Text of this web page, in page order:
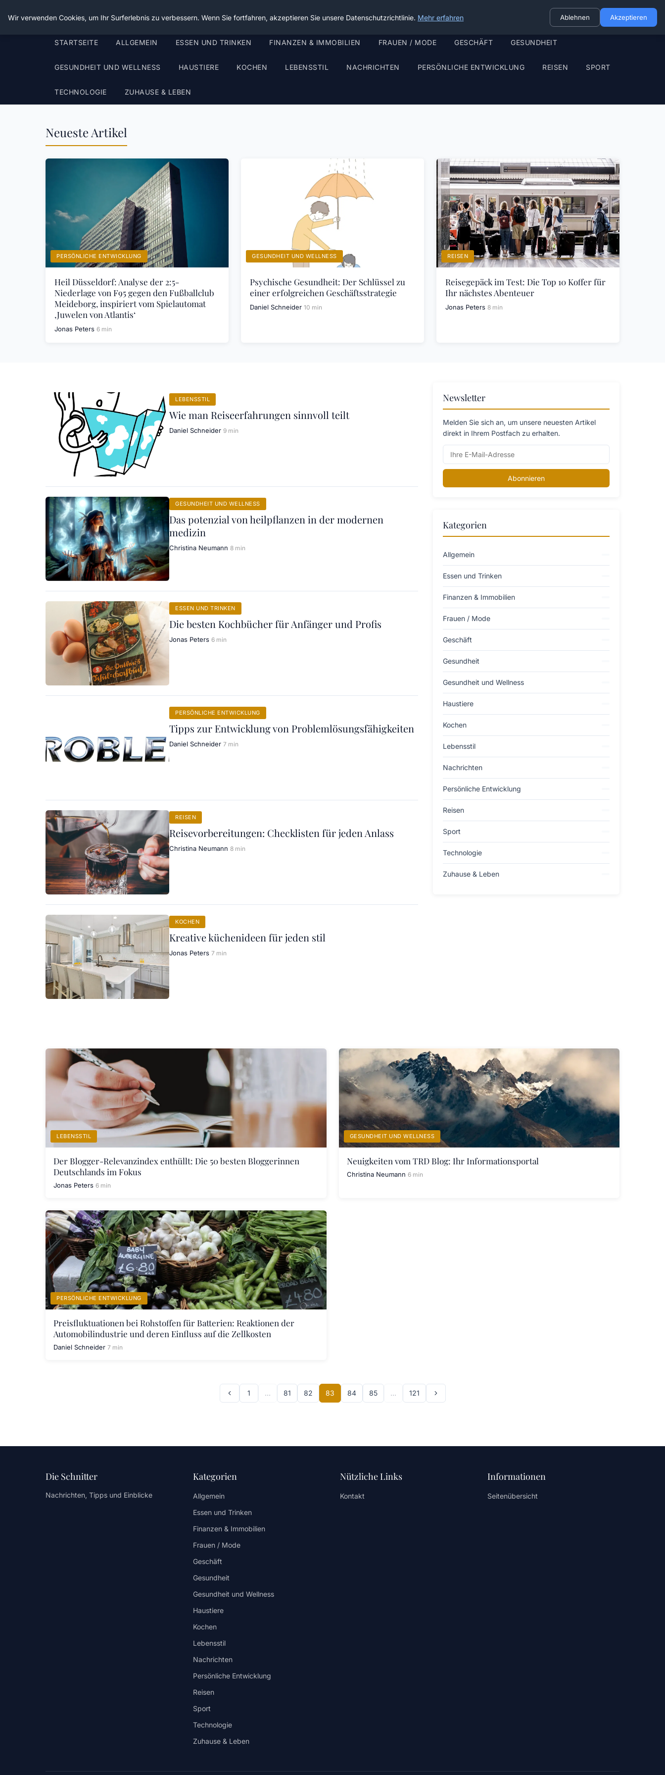
Die Schnitter
STARTSEITE ALLGEMEIN ESSEN UND TRINKEN FINANZEN & IMMOBILIEN FRAUEN / MODE GESCHÄFT GESUNDHEIT
GESUNDHEIT UND WELLNESS HAUSTIERE KOCHEN LEBENSSTIL NACHRICHTEN PERSÖNLICHE ENTWICKLUNG REISEN SPORT
TECHNOLOGIE ZUHAUSE & LEBEN
Neueste Artikel
PERSÖNLICHE ENTWICKLUNG
Heil Düsseldorf: Analyse der 2:5-
Niederlage von F95 gegen den Fußballclub
Meideborg, inspiriert vom Spielautomat
‚Juwelen von Atlantis‘
Jonas Peters 6 min
GESUNDHEIT UND WELLNESS
Psychische Gesundheit: Der Schlüssel zu
einer erfolgreichen Geschäftsstrategie
Daniel Schneider 10 min
REISEN
Reisegepäck im Test: Die Top 10 Koffer für
Ihr nächstes Abenteuer
Jonas Peters 8 min
LEBENSSTIL
Wie man Reiseerfahrungen sinnvoll teilt
Daniel Schneider 9 min
GESUNDHEIT UND WELLNESS
Das potenzial von heilpflanzen in der modernen
medizin
Christina Neumann 8 min
ESSEN UND TRINKEN
Die besten Kochbücher für Anfänger und Profis
Jonas Peters 6 min
PERSÖNLICHE ENTWICKLUNG
Tipps zur Entwicklung von Problemlösungsfähigkeiten
Daniel Schneider 7 min
REISEN
Reisevorbereitungen: Checklisten für jeden Anlass
Christina Neumann 8 min
KOCHEN
Kreative küchenideen für jeden stil
Jonas Peters 7 min
Newsletter
Melden Sie sich an, um unsere neuesten Artikel
direkt in Ihrem Postfach zu erhalten.
Abonnieren
Kategorien
Allgemein
Essen und Trinken
Finanzen & Immobilien
Frauen / Mode
Geschäft
Gesundheit
Gesundheit und Wellness
Haustiere
Kochen
Lebensstil
Nachrichten
Persönliche Entwicklung
Reisen
Sport
Technologie
Zuhause & Leben
LEBENSSTIL
Der Blogger-Relevanzindex enthüllt: Die 50 besten Bloggerinnen
Deutschlands im Fokus
Jonas Peters 6 min
GESUNDHEIT UND WELLNESS
Neuigkeiten vom TRD Blog: Ihr Informationsportal
Christina Neumann 6 min
PERSÖNLICHE ENTWICKLUNG
Preisfluktuationen bei Rohstoffen für Batterien: Reaktionen der
Automobilindustrie und deren Einfluss auf die Zellkosten
Daniel Schneider 7 min
1 … 81 82 83 84 85 … 121
Die Schnitter
Nachrichten, Tipps und Einblicke
Kategorien
Allgemein
Essen und Trinken
Finanzen & Immobilien
Frauen / Mode
Geschäft
Gesundheit
Gesundheit und Wellness
Haustiere
Kochen
Lebensstil
Nachrichten
Persönliche Entwicklung
Reisen
Sport
Technologie
Zuhause & Leben
Nützliche Links
Kontakt
Informationen
Seitenübersicht
Wir verwenden Cookies, um Ihr Surferlebnis zu verbessern. Wenn Sie fortfahren, akzeptieren Sie unsere Datenschutzrichtlinie. Mehr erfahren Ablehnen Akzeptieren